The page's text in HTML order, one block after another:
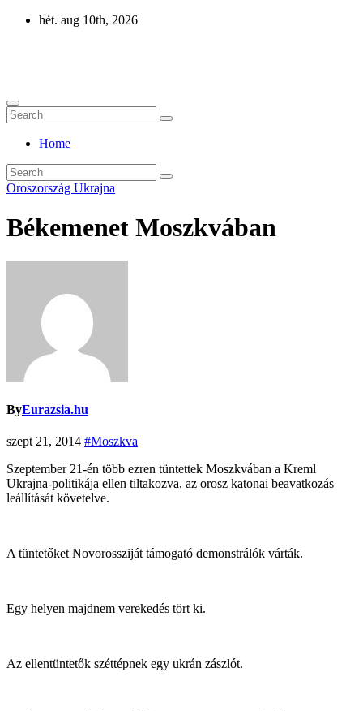
Skip
hét. aug 10th, 2026
Home
Oroszország Ukrajna
Békemenet Moszkvában
ByEurazsia.hu
szept 21, 2014 #Moszkva
Szeptember 21-én több ezren tüntettek Moszkvában a Kreml
Ukrajna-politikája ellen tiltakozva, az orosz katonai beavatkozás
leállítását követelve.
A tüntetőket Novorossziját támogató demonstrálók várták.
Egy helyen majdnem verekedés tört ki.
Az ellentüntetők széttépnek egy ukrán zászlót.